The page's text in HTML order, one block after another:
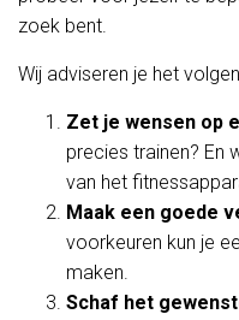
zoek bent.
Wij adviseren je het
Zet je wensen op
precies trainen? En
van het
Maak een goede
voorkeuren kun je
maken.
Schaf het